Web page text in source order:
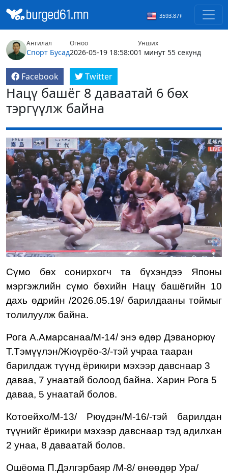
3593.87₮
Ангилал
Спорт Бусад
Огноо
2026-05-19 18:58:00
Унших
1 минут 55 секунд
Facebook Twitter
Нацү башёг 8 даваатай 6 бөх
тэргүүлж байна
Сүмо бөх
сонирхогч та бүхэндээ Японы
мэргэжлийн сүмо бөхийн Нацү башёгийн 10
дахь өдрийн /2026.05.19/ барилдааны тоймыг
толилуулж байна.
Рога А.Амарсанаа/М-14/ энэ өдөр Дэванорюү
Т.Тэмүүлэн/Жюүрёо-3/-тэй учраа тааран
барилдаж түүнд ёрикири мэхээр давснаар 3
даваа, 7 унаатай болоод байна. Харин Рога 5
даваа, 5 унаатай болов.
Котоейхо/М-13/ Рюүдэн/М-16/-тэй барилдан
түүнийг ёрикири мэхээр давснаар тэд адилхан
2 унаа, 8 даваатай болов.
Ошёома П.Дэлгэрбаяр /М-8/ өнөөдөр Ура/